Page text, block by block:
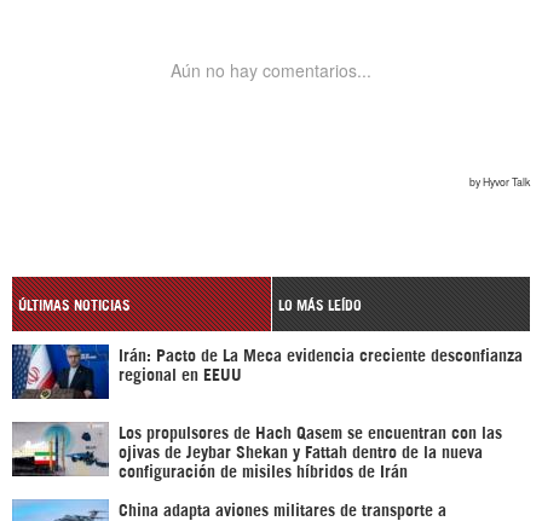
ÚLTIMAS NOTICIAS LO MÁS LEÍDO
Irán: Pacto de La Meca evidencia creciente desconfianza
regional en EEUU
Los propulsores de Hach Qasem se encuentran con las
ojivas de Jeybar Shekan y Fattah dentro de la nueva
configuración de misiles híbridos de Irán
China adapta aviones militares de transporte a